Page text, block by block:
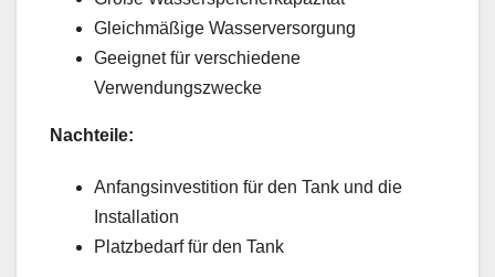
Gleichmäßige Wasserversorgung
Geeignet für verschiedene
Verwendungszwecke
Nachteile:
Anfangsinvestition für den Tank und die
Installation
Platzbedarf für den Tank